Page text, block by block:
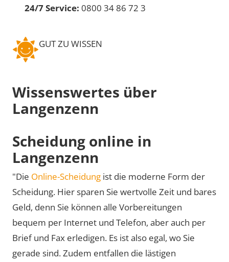
24/7 Service: 0800 34 86 72 3
GUT ZU WISSEN
Wissenswertes über
Langenzenn
Scheidung online in
Langenzenn
"Die Online-Scheidung ist die moderne Form der
Scheidung. Hier sparen Sie wertvolle Zeit und bares
Geld, denn Sie können alle Vorbereitungen
bequem per Internet und Telefon, aber auch per
Brief und Fax erledigen. Es ist also egal, wo Sie
gerade sind. Zudem entfallen die lästigen